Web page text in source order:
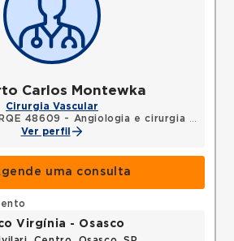
Carlos Montewka
Cirurgia Vascular
RQE 48609 - Angiologia e cirurgia vascular
Ver perfil
uma consulta
Virgínia - Osasco